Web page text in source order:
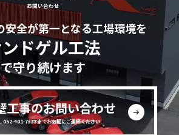
お問い合わせ
安全が第一となる工場環境を
ドゲル工法
で守り続けます
工事のお問い合わせ
052-401-7333までお気軽にご連絡ください